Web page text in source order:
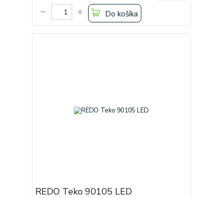
Do košíka
REDO Teko 90105 LED